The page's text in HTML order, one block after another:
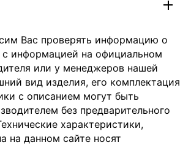
Вас проверять информацию о
информацией на официальном
или у менеджеров нашей
вид изделия, его комплектация
с описанием могут быть
без предварительного
характеристики,
на данном сайте носят